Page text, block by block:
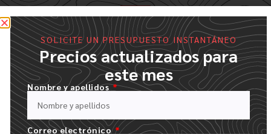
SOLICITE UN PRESUPUESTO INSTANTÁNEO
Precios actualizados para
este mes
Nombre y apellidos
Correo electrónico